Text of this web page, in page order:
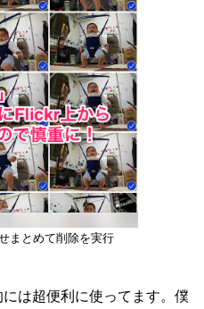
まとめて削除を実行
は超便利に使ってます。僕